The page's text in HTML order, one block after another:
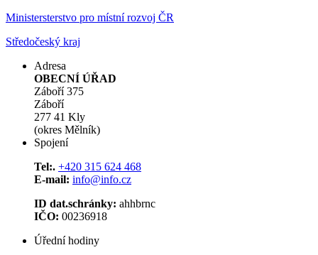
Ministersterstvo pro místní rozvoj ČR
Středočeský kraj
Adresa
OBECNÍ ÚŘAD
Záboří 375
Záboří
277 41 Kly
(okres Mělník)
Spojení
Tel:. +420 315 624 468
E-mail: info@info.cz
ID dat.schránky: ahhbrnc
IČO: 00236918
Úřední hodiny